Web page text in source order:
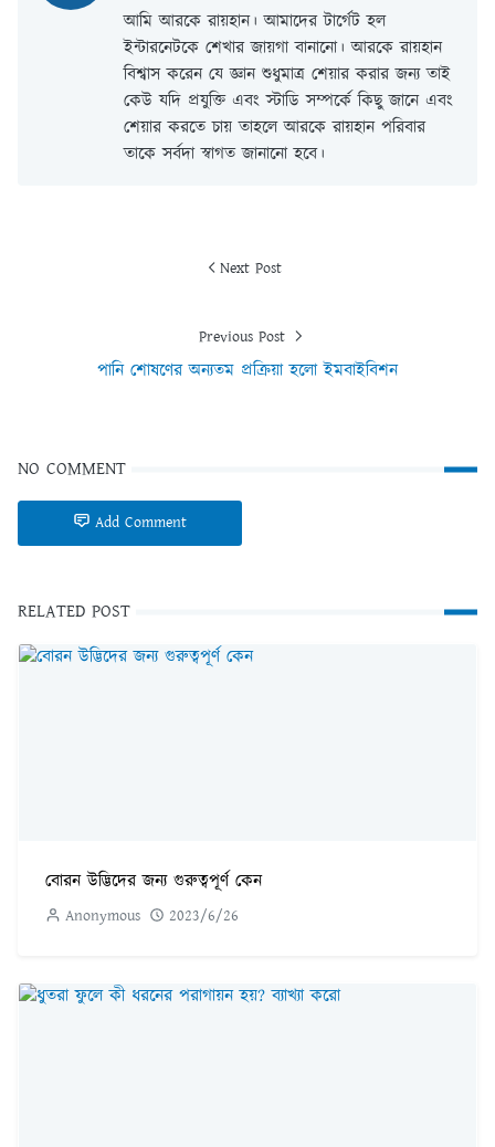
আমি আরকে রায়হান। আমাদের টার্গেট হল
ইন্টারনেটকে শেখার জায়গা বানানো। আরকে রায়হান
বিশ্বাস করেন যে জ্ঞান শুধুমাত্র শেয়ার করার জন্য তাই
কেউ যদি প্রযুক্তি এবং স্টাডি সম্পর্কে কিছু জানে এবং
শেয়ার করতে চায় তাহলে আরকে রায়হান পরিবার
তাকে সর্বদা স্বাগত জানানো হবে।
Next Post
Previous Post
পানি শোষণের অন্যতম প্রক্রিয়া হলো ইমবাইবিশন
NO COMMENT
Add Comment
RELATED POST
বোরন উদ্ভিদের জন্য গুরুত্বপূর্ণ কেন
Anonymous 2023/6/26